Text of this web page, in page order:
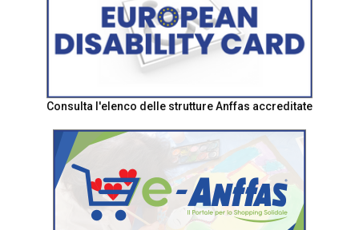
Consulta l'elenco delle strutture Anffas accreditate